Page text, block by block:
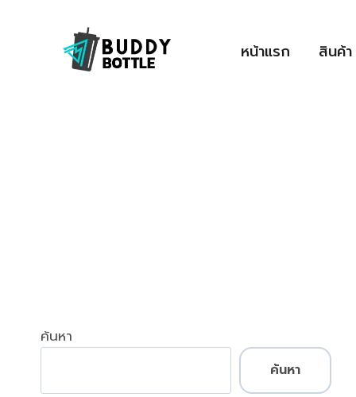
หน้าแรก สินค้า
ค้นหา
ค้นหา